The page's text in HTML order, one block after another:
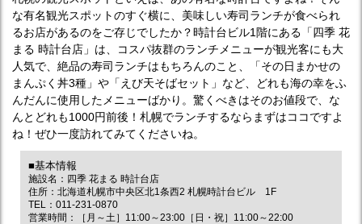
な有名観光スポットのすぐ横に、美味しい寿司ランチが食べられ
るお店があるのをご存じでしたか？時計台ビル1階にある「四季 花
まる 時計台店」は、コスパ抜群のランチメニューが観光客にも大
人気で、絶品の寿司ランチはもちろんのこと、「その日まかせの
まんぷく丼3種」や「えび天そばセット」など、どれも海の幸をふ
んだんに使用したメニューばかり。驚くべきはそのお値段で、な
んとどれも1000円前後！札幌でランチするならまずはココですよ
ね！ぜひ一度訪れてみてくださいね。
■基本情報
施設名：四季 花まる 時計台店
住所：北海道札幌市中央区北1条西2 札幌時計台ビル 1F
TEL：011-231-0870
営業時間：［月～土］11:00～23:00［日・祝］11:00～22:00